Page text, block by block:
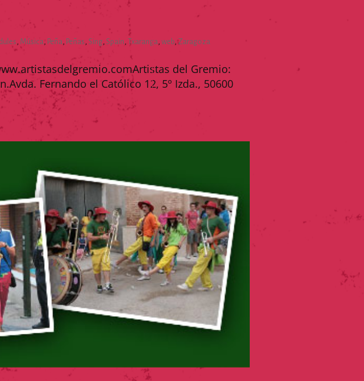
Música , Peña Peñas Sing, Spain ,Txaranga ,web,Zaragoza
del Gremio:
Fernando el Católico 12, 5º Izda., 50600